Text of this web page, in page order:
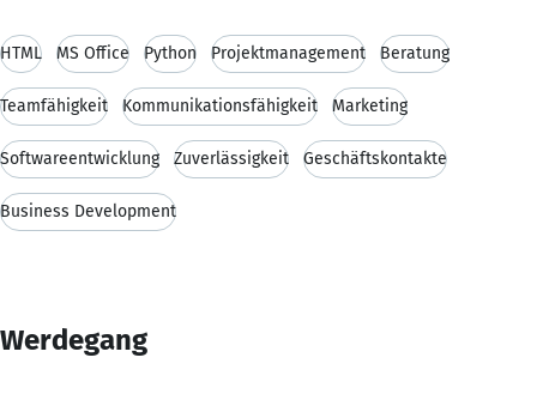
HTML MS Office Python Projektmanagement Beratung
Teamfähigkeit Kommunikationsfähigkeit Marketing
Softwareentwicklung Zuverlässigkeit Geschäftskontakte
Business Development
Werdegang